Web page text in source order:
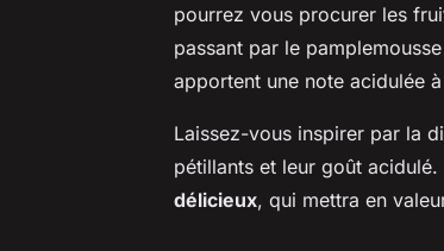
pourrez vous procurer les
passant par le
apportent une note acidulée
Laissez-vous inspirer par la
pétillants et leur goût
délicieux, qui mettra en